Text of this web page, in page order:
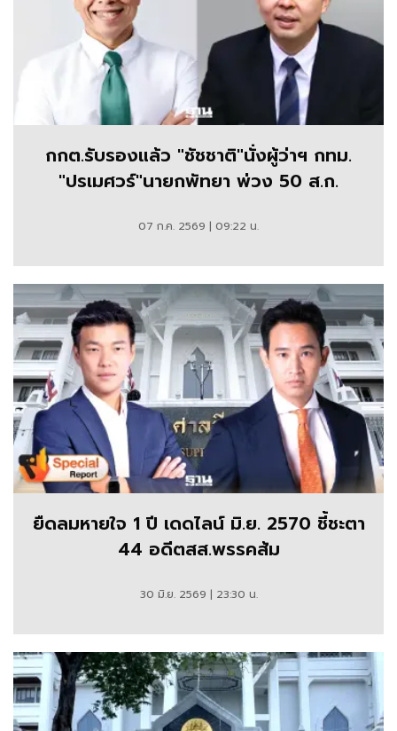
กกต.รับรองแล้ว "ชัชชาติ"นั่งผู้ว่าฯ กทม.
"ปรเมศวร์"นายกพัทยา พ่วง 50 ส.ก.
07 ก.ค. 2569 | 09:22 น.
ยืดลมหายใจ 1 ปี เดดไลน์ มิ.ย. 2570 ชี้ชะตา
44 อดีตสส.พรรคส้ม
30 มิ.ย. 2569 | 23:30 น.